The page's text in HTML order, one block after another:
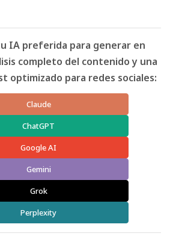
IA preferida para generar en
completo del contenido y una
optimizado para redes sociales:
Claude
ChatGPT
Google AI
Gemini
Grok
Perplexity